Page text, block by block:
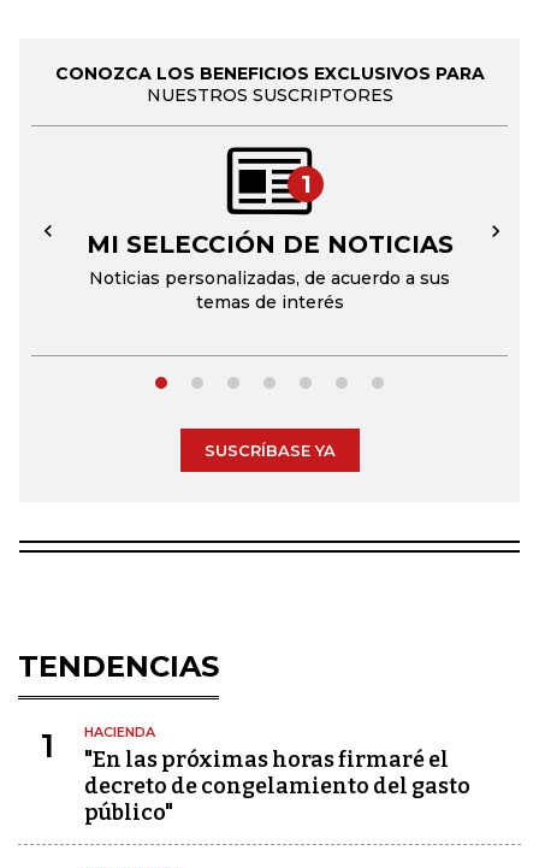
CONOZCA LOS BENEFICIOS EXCLUSIVOS PARA
NUESTROS SUSCRIPTORES
1
MI SELECCIÓN DE NOTICIAS
Noticias personalizadas, de acuerdo a sus
temas de interés
← →
SUSCRÍBASE YA
TENDENCIAS
1 HACIENDA
"En las próximas horas firmaré el
decreto de congelamiento del gasto
público"